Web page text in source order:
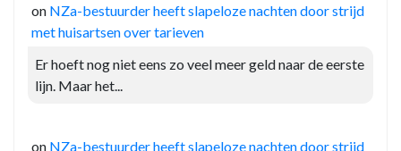
on NZa-bestuurder heeft slapeloze nachten door strijd
met huisartsen over tarieven
Er hoeft nog niet eens zo veel meer geld naar de eerste
lijn. Maar het...
on NZa-bestuurder heeft slapeloze nachten door strijd